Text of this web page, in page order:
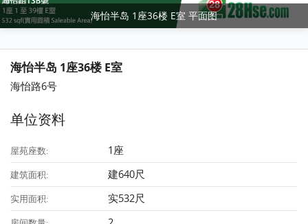
海怡半岛 1座36楼 E室 平面图
海怡半岛 1座36楼 E室
海怡路6号
单位资料
屋苑座数: 1座
建筑面积: 建640尺
实用面积: 实532尺